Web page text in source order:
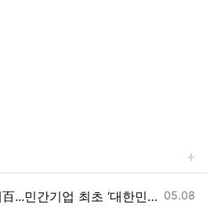
등록일
05.08
업 최초 ‘대한민국 관광공모전’ 후원